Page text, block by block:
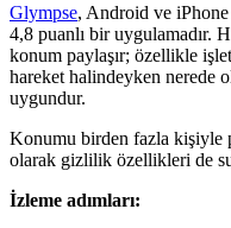
Glympse, Android ve
4,8 puanlı bir uygulamadır.
konum paylaşır; özellikle
hareket halindeyken nerede
uygundur.
Konumu birden fazla kişiyle
olarak gizlilik özellikleri de
İzleme adımları: